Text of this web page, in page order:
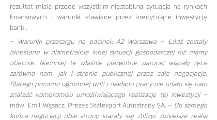
rezultat miała przede wszystkim niestabilna sytuacja na rynkach
finansowych i warunki stawiane przez kredytujące inwestycję
banki.
– Warunki przetargu na odcinek A2 Warszawa – Łódź zostały
określone w diametralnie innej sytuacji gospodarczej niż mamy
obecnie. Niemniej te właśnie pierwotne warunki wiązały ręce
zarówno nam, jak i stronie publicznej przez całe negocjacje.
Dlatego pomimo ogromnej woli i nakładu pracy nie udało się nam
znaleźć kompromisu umożliwiającego realizację tej inwestycji–
mówi Emil Wąsacz, Prezes Stalexport Autostrady SA. – Do samego
końca negocjacji obie strony starały się zbliżyć dzisiejsze realia